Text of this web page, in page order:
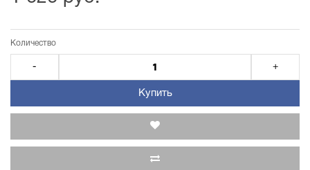
Количество
- +
Купить